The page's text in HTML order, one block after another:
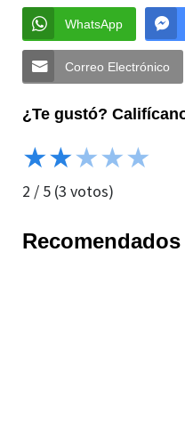
WhatsApp
Correo Electrónico
¿Te gustó?
★★★★★
2 / 5 (3 votos)
Recomendados